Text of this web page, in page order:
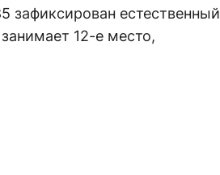
зафиксирован естественный
12-е место,